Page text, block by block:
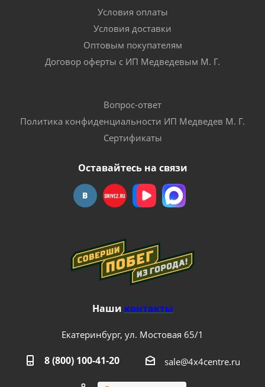
Условия оплаты
Условия доставки
Оптовым покупателям
Договор оферты с ИП Медведевым М. Г.
Вопрос-ответ
Политика конфиденциальности ИП Медведев М. Г.
Сертификаты
Оставайтесь на связи
Наши контакты
Екатеринбург, ул. Мостовая 65/1
8 (800) 100-41-20 sale@4x4centre.ru